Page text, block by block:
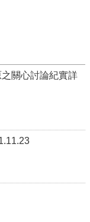
關心討論紀實詳